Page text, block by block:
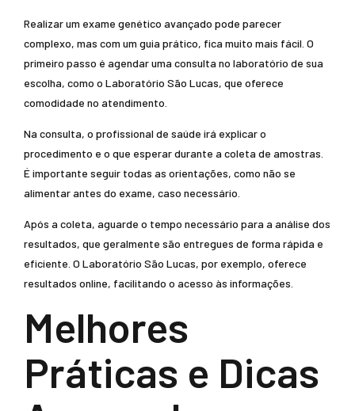
Realizar um exame genético avançado pode parecer
complexo, mas com um guia prático, fica muito mais fácil. O
primeiro passo é agendar uma consulta no laboratório de sua
escolha, como o Laboratório São Lucas, que oferece
comodidade no atendimento.
Na consulta, o profissional de saúde irá explicar o
procedimento e o que esperar durante a coleta de amostras.
É importante seguir todas as orientações, como não se
alimentar antes do exame, caso necessário.
Após a coleta, aguarde o tempo necessário para a análise dos
resultados, que geralmente são entregues de forma rápida e
eficiente. O Laboratório São Lucas, por exemplo, oferece
resultados online, facilitando o acesso às informações.
Melhores
Práticas e Dicas